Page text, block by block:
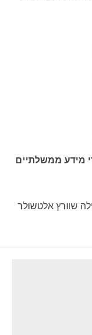
מידע ממשלתיים
שוורץ אלטשולר